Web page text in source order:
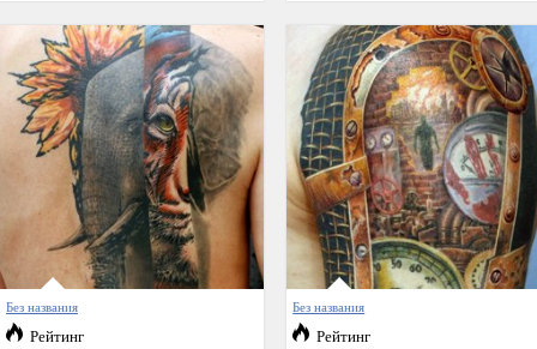
Без названия
Рейтинг
Без названия
Рейтинг